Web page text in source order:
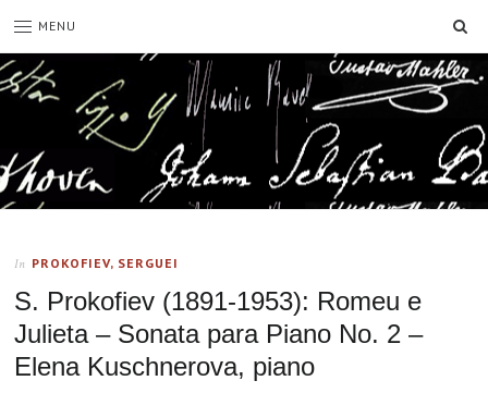
MENU
In PROKOFIEV, SERGUEI
S. Prokofiev (1891-1953): Romeu e
Julieta – Sonata para Piano No. 2 –
Elena Kuschnerova, piano